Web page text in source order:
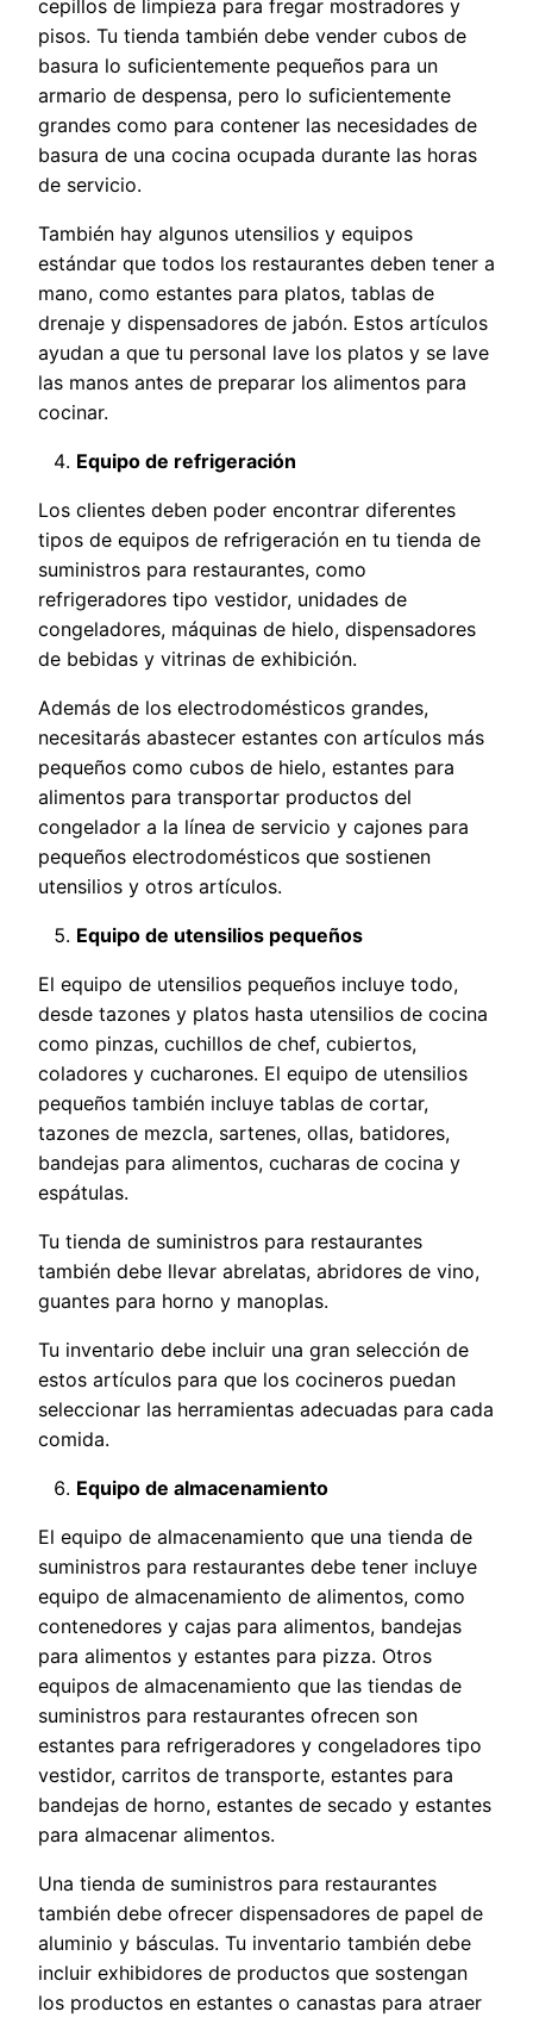
cepillos de limpieza para fregar mostradores y
pisos. Tu tienda también debe vender cubos de
basura lo suficientemente pequeños para un
armario de despensa, pero lo suficientemente
grandes como para contener las necesidades de
basura de una cocina ocupada durante las horas
de servicio.
También hay algunos utensilios y equipos
estándar que todos los restaurantes deben tener a
mano, como estantes para platos, tablas de
drenaje y dispensadores de jabón. Estos artículos
ayudan a que tu personal lave los platos y se lave
las manos antes de preparar los alimentos para
cocinar.
Equipo de refrigeración
Los clientes deben poder encontrar diferentes
tipos de equipos de refrigeración en tu tienda de
suministros para restaurantes, como
refrigeradores tipo vestidor, unidades de
congeladores, máquinas de hielo, dispensadores
de bebidas y vitrinas de exhibición.
Además de los electrodomésticos grandes,
necesitarás abastecer estantes con artículos más
pequeños como cubos de hielo, estantes para
alimentos para transportar productos del
congelador a la línea de servicio y cajones para
pequeños electrodomésticos que sostienen
utensilios y otros artículos.
Equipo de utensilios pequeños
El equipo de utensilios pequeños incluye todo,
desde tazones y platos hasta utensilios de cocina
como pinzas, cuchillos de chef, cubiertos,
coladores y cucharones. El equipo de utensilios
pequeños también incluye tablas de cortar,
tazones de mezcla, sartenes, ollas, batidores,
bandejas para alimentos, cucharas de cocina y
espátulas.
Tu tienda de suministros para restaurantes
también debe llevar abrelatas, abridores de vino,
guantes para horno y manoplas.
Tu inventario debe incluir una gran selección de
estos artículos para que los cocineros puedan
seleccionar las herramientas adecuadas para cada
comida.
Equipo de almacenamiento
El equipo de almacenamiento que una tienda de
suministros para restaurantes debe tener incluye
equipo de almacenamiento de alimentos, como
contenedores y cajas para alimentos, bandejas
para alimentos y estantes para pizza. Otros
equipos de almacenamiento que las tiendas de
suministros para restaurantes ofrecen son
estantes para refrigeradores y congeladores tipo
vestidor, carritos de transporte, estantes para
bandejas de horno, estantes de secado y estantes
para almacenar alimentos.
Una tienda de suministros para restaurantes
también debe ofrecer dispensadores de papel de
aluminio y básculas. Tu inventario también debe
incluir exhibidores de productos que sostengan
los productos en estantes o canastas para atraer